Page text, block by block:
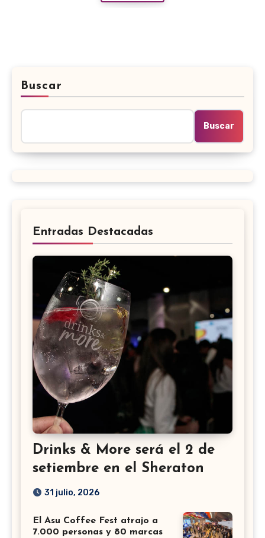
Buscar
Buscar
Entradas Destacadas
Drinks & More será el 2 de
setiembre en el Sheraton
31 julio, 2026
El Asu Coffee Fest atrajo a
7.000 personas y 80 marcas